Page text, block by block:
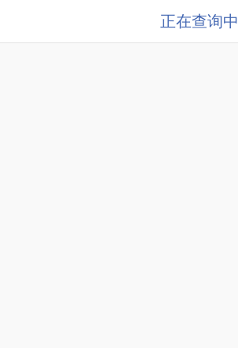
正在查询中